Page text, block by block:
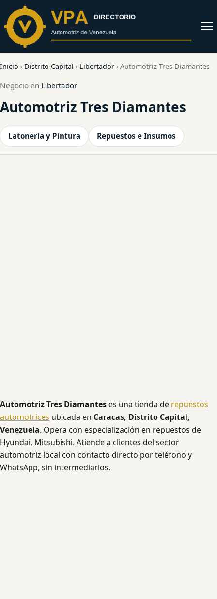
contenido
Abrir
Inicio › Distrito Capital › Libertador › Automotriz Tres Diamantes
Negocio en Libertador
Automotriz Tres Diamantes
Latonería y Pintura Repuestos e Insumos
Automotriz Tres Diamanteses una tienda de repuestos
automotrices ubicada en Caracas, Distrito Capital,
Venezuela. Opera con especialización en repuestos de
Hyundai, Mitsubishi. Atiende a clientes del sector
automotriz local con contacto directo por teléfono y
WhatsApp, sin intermediarios.